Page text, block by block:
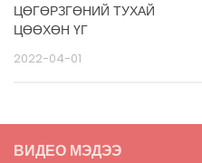
ЦӨГӨРЗГӨНИЙ ТУХАЙ
ЦӨӨХӨН ҮГ
2022-04-01
ВИДЕО МЭДЭЭ